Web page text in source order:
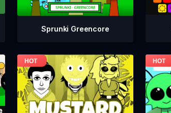
Sprunki Greencore